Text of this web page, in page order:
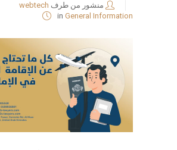
منشور من طرف webtech
in General Information